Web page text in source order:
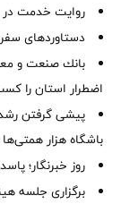
روایت خدمت در
دستاوردهای
بانك صنعت و
اضطرار استان را
پیشی گرفتن
باشگاه هزار همتی‌ها
روز خبرنگار؛
برگزاری جلسه